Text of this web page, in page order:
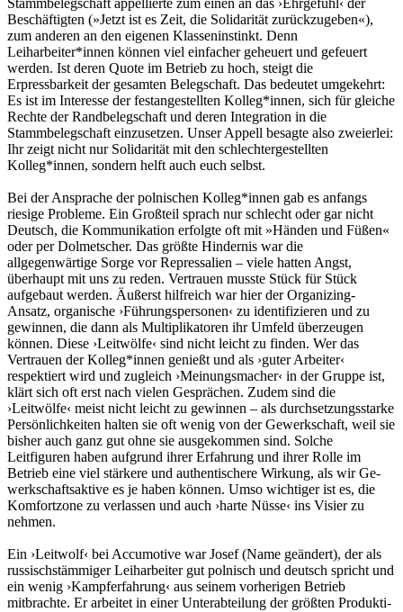
Stammbelegschaft appellierte zum einen an das ›Ehrgefühl‹ der
Beschäftigten (»Jetzt ist es Zeit, die Solidarität zurückzugeben«),
zum an­deren an den eigenen Klasseninstinkt. Denn
Leiharbeiter*innen können viel einfacher ge­heuert und gefeuert
werden. Ist deren Quote im Betrieb zu hoch, steigt die
Erpressbarkeit der gesamten Belegschaft. Das bedeutet umgekehrt:
Es ist im Interesse der festange­stellten Kolleg*innen, sich für gleiche
Rechte der Randbelegschaft und deren Integration in die
Stammbelegschaft einzusetzen. Unser Appell besagte also zweierlei:
Ihr zeigt nicht nur Solidarität mit den schlechtergestellten
Kolleg*innen, sondern helft auch euch selbst.
Bei der Ansprache der polnischen Kolleg*innen gab es anfangs
riesige Probleme. Ein Großteil sprach nur schlecht oder gar nicht
Deutsch, die Kommunikation erfolgte oft mit »Händen und Füßen«
oder per Dolmetscher. Das größte Hindernis war die
allgegenwärtige Sorge vor Repressalien – viele hatten Angst,
überhaupt mit uns zu reden. Vertrauen musste Stück für Stück
aufgebaut werden. Äußerst hilfreich war hier der Organi­zing-
Ansatz, organische ›Führungspersonen‹ zu identifizieren und zu
gewinnen, die dann als Multiplikatoren ihr Umfeld überzeugen
können. Diese ›Leitwölfe‹ sind nicht leicht zu finden. Wer das
Vertrauen der Kolleg*innen genießt und als ›guter Arbeiter‹
respektiert wird und zugleich ›Meinungsmacher‹ in der Gruppe ist,
klärt sich oft erst nach vielen Gesprächen. Zudem sind die
›Leitwölfe‹ meist nicht leicht zu gewinnen – als durchsetzungs­starke
Persönlichkeiten halten sie oft wenig von der Gewerkschaft, weil sie
bisher auch ganz gut ohne sie ausgekommen sind. Solche
Leitfiguren haben aufgrund ihrer Erfahrung und ihrer Rolle im
Betrieb eine viel stärkere und authentischere Wirkung, als wir Ge­
werkschaftsaktive es je haben können. Umso wichtiger ist es, die
Komfortzone zu verlassen und auch ›harte Nüsse‹ ins Visier zu
nehmen.
Ein ›Leitwolf‹ bei Accumotive war Josef (Name geändert), der als
russischstämmiger Leiharbeiter gut polnisch und deutsch spricht und
ein wenig ›Kampferfahrung‹ aus seinem vorherigen Betrieb
mitbrachte. Er arbeitet in einer Unterabteilung der größten Produkti­